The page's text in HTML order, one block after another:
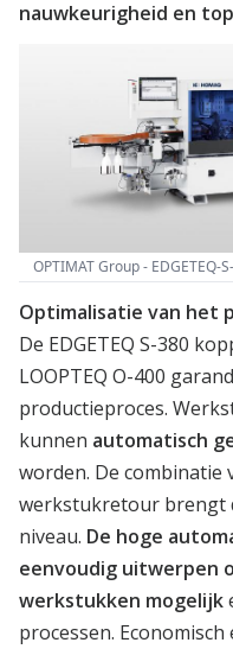
nauwkeurigheid en
OPTIMAT Group - EDGETEQ-
Optimalisatie van het
De EDGETEQ S-380
LOOPTEQ O-400
productieproces.
kunnen automatisch
worden. De combinatie
werkstukretour brengt
niveau. De hoge
eenvoudig uitwerpen
werkstukken mogelijk
processen.